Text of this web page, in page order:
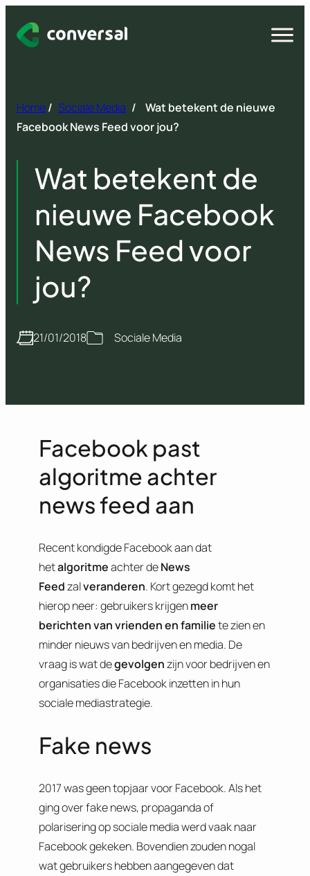
naar
Open
Home/ Sociale Media /
Wat betekent de nieuwe
Facebook News Feed voor jou?
Wat betekent de
nieuwe Facebook
News Feed voor
jou?
21/01/2018 Sociale Media
Facebook past
algoritme achter
news feed aan
Recent kondigde Facebook aan dat
hetalgoritmeachter deNews
Feedzalveranderen. Kort gezegd komt het
hierop neer: gebruikers krijgenmeer
berichten van vrienden en familiete zien en
minder nieuws van bedrijven en media. De
vraag is wat degevolgenzijn voor bedrijven en
organisaties die Facebook inzetten in hun
sociale mediastrategie.
Fake news
2017 was geen topjaar voor Facebook. Als het
ging over fake news, propaganda of
polarisering op sociale media werd vaak naar
Facebook gekeken. Bovendien zouden nogal
wat gebruikers hebben aangegeven dat